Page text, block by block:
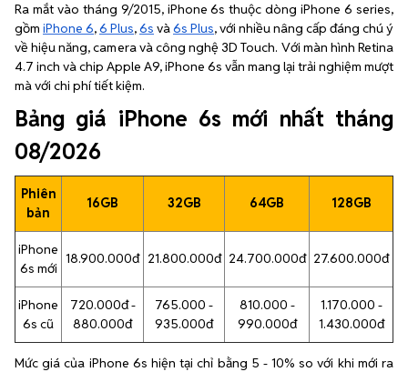
Ra mắt vào tháng 9/2015, iPhone 6s thuộc dòng iPhone 6 series,
gồm iPhone 6,6 Plus,6s và6s Plus, với nhiều nâng cấp đáng chú ý
về hiệu năng, camera và công nghệ 3D Touch. Với màn hình Retina
4.7 inch và chip Apple A9, iPhone 6s vẫn mang lại trải nghiệm mượt
mà với chi phí tiết kiệm.
Bảng giá iPhone 6s mới nhất tháng
08/2026
Phiên
bản
16GB 32GB 64GB 128GB
iPhone
6s mới
18.900.000đ 21.800.000đ 24.700.000đ 27.600.000đ
iPhone
6s cũ
720.000đ -
880.000đ
765.000 -
935.000đ
810.000 -
990.000đ
1.170.000 -
1.430.000đ
Mức giá của iPhone 6s hiện tại chỉ bằng 5 - 10% so với khi mới ra